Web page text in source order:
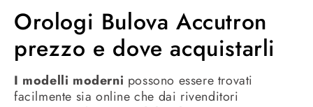
Orologi Bulova Accutron
prezzo e dove acquistarli
I modelli moderni possono essere trovati
facilmente sia online che dai rivenditori